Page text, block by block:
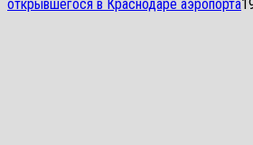
открывшегося в Краснодаре аэропорта